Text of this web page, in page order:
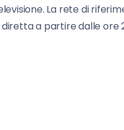
La rete di
a partire dalle ore